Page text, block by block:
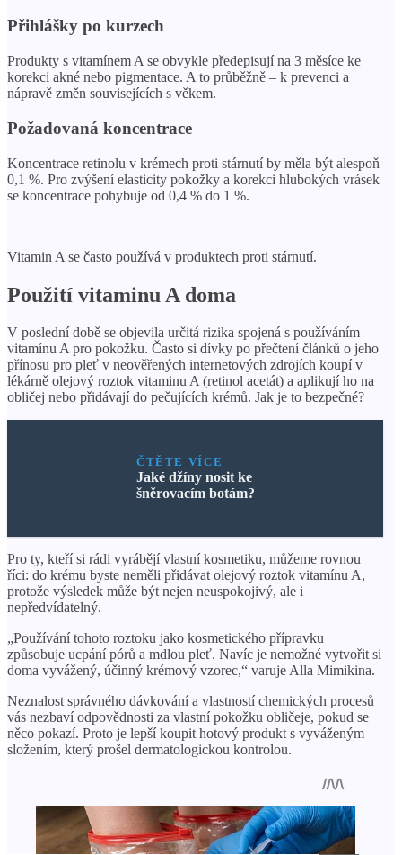
Přihlášky po kurzech
Produkty s vitamínem A se obvykle předepisují na 3 měsíce ke
korekci akné nebo pigmentace. A to průběžně – k prevenci a
nápravě změn souvisejících s věkem.
Požadovaná koncentrace
Koncentrace retinolu v krémech proti stárnutí by měla být alespoň
0,1 %. Pro zvýšení elasticity pokožky a korekci hlubokých vrásek
se koncentrace pohybuje od 0,4 % do 1 %.
Vitamin A se často používá v produktech proti stárnutí.
Použití vitaminu A doma
V poslední době se objevila určitá rizika spojená s používáním
vitamínu A pro pokožku. Často si dívky po přečtení článků o jeho
přínosu pro pleť v neověřených internetových zdrojích koupí v
lékárně olejový roztok vitaminu A (retinol acetát) a aplikují ho na
obličej nebo přidávají do pečujících krémů. Jak je to bezpečné?
ČTĚTE VÍCE
Jaké džíny nosit ke
šněrovacím botám?
Pro ty, kteří si rádi vyrábějí vlastní kosmetiku, můžeme rovnou
říci: do krému byste neměli přidávat olejový roztok vitamínu A,
protože výsledek může být nejen neuspokojivý, ale i
nepředvídatelný.
„Používání tohoto roztoku jako kosmetického přípravku
způsobuje ucpání pórů a mdlou pleť. Navíc je nemožné vytvořit si
doma vyvážený, účinný krémový vzorec,“ varuje Alla Mimikina.
Neznalost správného dávkování a vlastností chemických procesů
vás nezbaví odpovědnosti za vlastní pokožku obličeje, pokud se
něco pokazí. Proto je lepší koupit hotový produkt s vyváženým
složením, který prošel dermatologickou kontrolou.